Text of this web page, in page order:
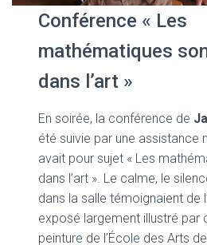
Conférence « Les
mathématiques
dans l’art »
En soirée, la conférence de
été suivie par une assistance
avait pour sujet « Les
dans l’art ». Le calme, le
dans la salle témoignaient de
exposé largement illustré par
peinture de l’École des Arts